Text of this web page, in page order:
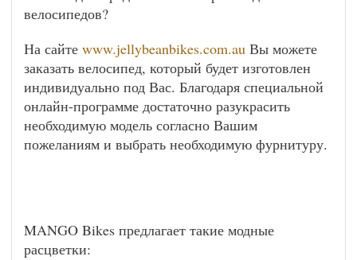
велосипедов?
На сайте www.jellybeanbikes.com.au Вы можете
заказать велосипед, который будет изготовлен
индивидуально под Вас. Благодаря специальной
онлайн-программе достаточно разукрасить
необходимую модель согласно Вашим
пожеланиям и выбрать необходимую фурнитуру.
MANGO Bikes предлагает такие модные
расцветки: